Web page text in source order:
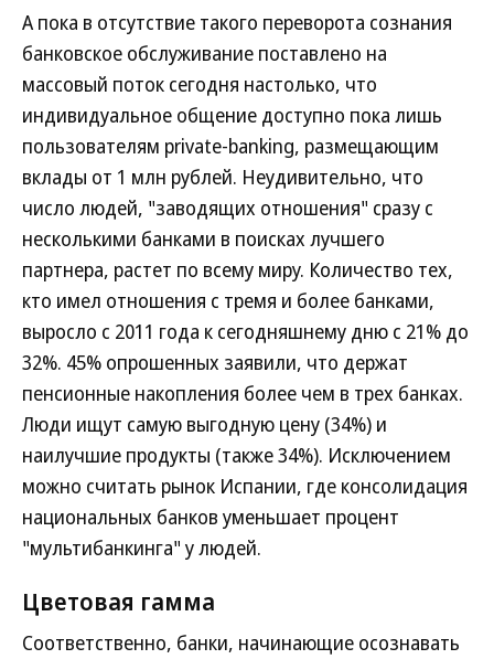
А пока в отсутствие такого переворота сознания
банковское обслуживание поставлено на
массовый поток сегодня настолько, что
индивидуальное общение доступно пока лишь
пользователям private-banking, размещающим
вклады от 1 млн рублей. Неудивительно, что
число людей, "заводящих отношения" сразу с
несколькими банками в поисках лучшего
партнера, растет по всему миру. Количество тех,
кто имел отношения с тремя и более банками,
выросло с 2011 года к сегодняшнему дню с 21% до
32%. 45% опрошенных заявили, что держат
пенсионные накопления более чем в трех банках.
Люди ищут самую выгодную цену (34%) и
наилучшие продукты (также 34%). Исключением
можно считать рынок Испании, где консолидация
национальных банков уменьшает процент
"мультибанкинга" у людей.
Цветовая гамма
Соответственно, банки, начинающие осознавать